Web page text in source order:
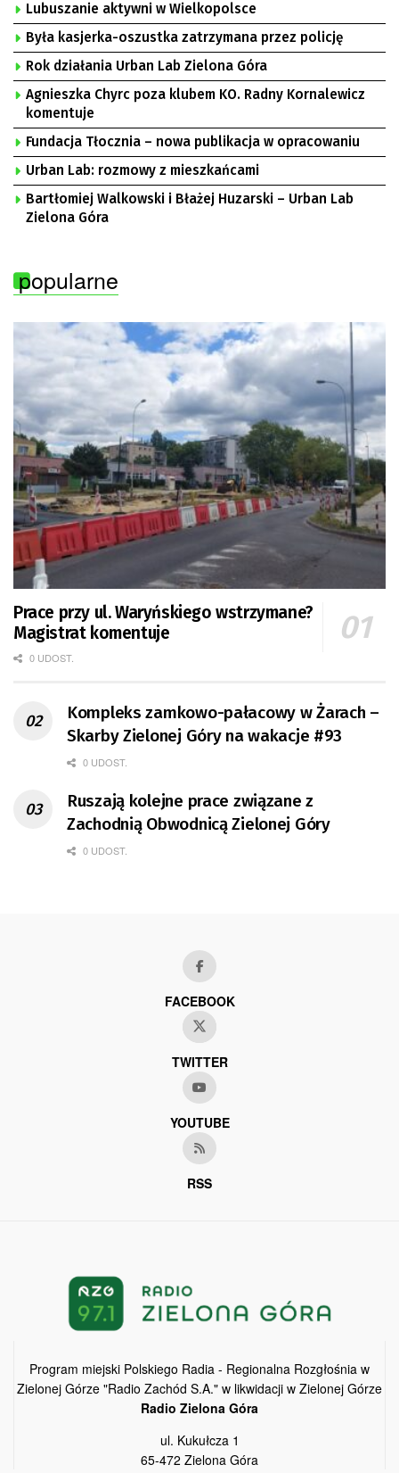
Lubuszanie aktywni w Wielkopolsce
Była kasjerka-oszustka zatrzymana przez policję
Rok działania Urban Lab Zielona Góra
Agnieszka Chyrc poza klubem KO. Radny Kornalewicz
komentuje
Fundacja Tłocznia – nowa publikacja w opracowaniu
Urban Lab: rozmowy z mieszkańcami
Bartłomiej Walkowski i Błażej Huzarski – Urban Lab
Zielona Góra
popularne
Prace przy ul. Waryńskiego wstrzymane?
Magistrat komentuje
0 UDOST.
Kompleks zamkowo-pałacowy w Żarach –
Skarby Zielonej Góry na wakacje #93
0 UDOST.
Ruszają kolejne prace związane z
Zachodnią Obwodnicą Zielonej Góry
0 UDOST.
FACEBOOK
TWITTER
YOUTUBE
RSS
Program miejski Polskiego Radia - Regionalna Rozgłośnia w
Zielonej Górze "Radio Zachód S.A." w likwidacji w Zielonej Górze
Radio Zielona Góra
ul. Kukułcza 1
65-472 Zielona Góra